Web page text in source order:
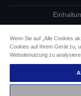
Epson
Wenn Sie auf „Alle Cookies
Cookies auf Ihrem Gerät zu,
Websitenutzung zu